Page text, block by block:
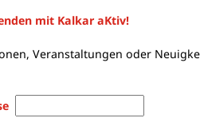
mit Kalkar aKtiv!
Veranstaltungen oder